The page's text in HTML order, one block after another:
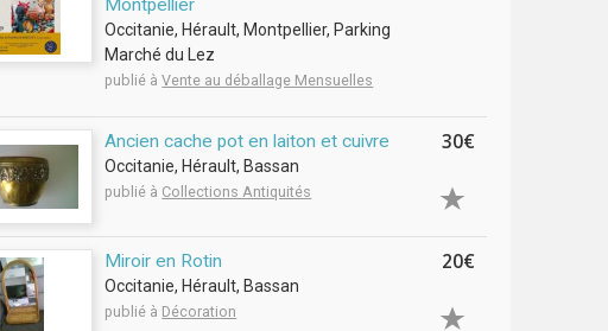
Montpellier
Occitanie, Hérault, Montpellier, Parking
Marché du Lez
publié àVente au déballage Mensuelles
Ancien cache pot en laiton et cuivre
Occitanie, Hérault, Bassan
publié à Collections Antiquités
30€
Miroir en Rotin
Occitanie, Hérault, Bassan
publié à Décoration
20€